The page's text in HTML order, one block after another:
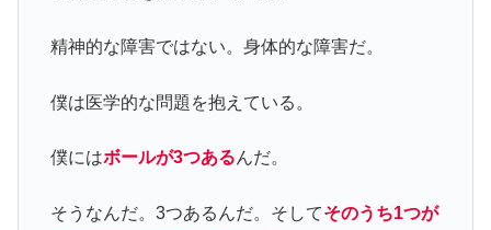
精神的な障害ではない。身体的な障害だ。
僕は医学的な問題を抱えている。
僕にはボールが3つあるんだ。
そうなんだ。3つあるんだ。そしてそのうち1つが